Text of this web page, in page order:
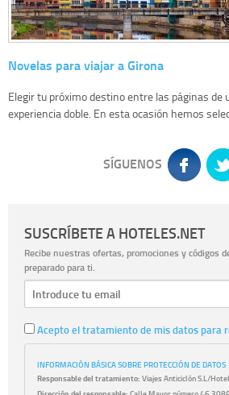
Novelas para viajar a Girona
Elegir tu próximo destino entre las páginas de
experiencia doble. En esta ocasión hemos
SÍGUENOS
SUSCRÍBETE A HOTELES.NET
Recibe nuestras ofertas, promociones y códigos
preparado para ti.
Acepto el tratamiento de mis datos para
INFORMACIÓN BÁSICA SOBRE PROTECCIÓN DE DATOS
Responsable del tratamiento: Viajes Anticiclón S.L/